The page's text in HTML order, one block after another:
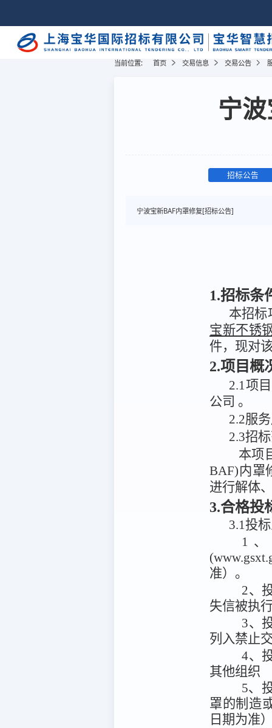
当前位置: 首页 交易信息 交易公告
宁
招标公告
宁波宝新BAF内罩修复[招标公告]
1.招标条
本招标
宝新不锈
件，现对
2.项目概
2.1项
公司 。
2.2服
2.3招
本项
BAF)内罩
进行解体
3.合格投
3.1投
1
准）。
2、
失信被执
3、
列入禁止
4、
其他组织
5、
罩的制造
日期为准